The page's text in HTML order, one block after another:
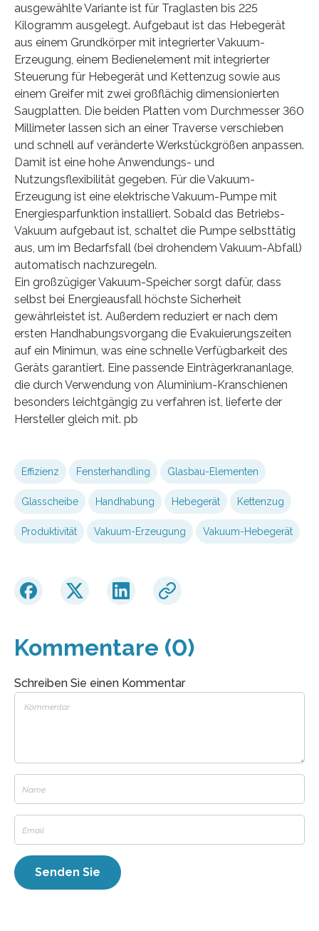
ausgewählte Variante ist für Traglasten bis 225
Kilogramm ausgelegt. Aufgebaut ist das Hebegerät
aus einem Grundkörper mit integrierter Vakuum-
Erzeugung, einem Bedienelement mit integrierter
Steuerung für Hebegerät und Kettenzug sowie aus
einem Greifer mit zwei großflächig dimensionierten
Saugplatten. Die beiden Platten vom Durchmesser 360
Millimeter lassen sich an einer Traverse verschieben
und schnell auf veränderte Werkstückgrößen anpassen.
Damit ist eine hohe Anwendungs- und
Nutzungsflexibilität gegeben. Für die Vakuum-
Erzeugung ist eine elektrische Vakuum-Pumpe mit
Energiesparfunktion installiert. Sobald das Betriebs-
Vakuum aufgebaut ist, schaltet die Pumpe selbsttätig
aus, um im Bedarfsfall (bei drohendem Vakuum-Abfall)
automatisch nachzuregeln.
Ein großzügiger Vakuum-Speicher sorgt dafür, dass
selbst bei Energieausfall höchste Sicherheit
gewährleistet ist. Außerdem reduziert er nach dem
ersten Handhabungsvorgang die Evakuierungszeiten
auf ein Minimun, was eine schnelle Verfügbarkeit des
Geräts garantiert. Eine passende Einträgerkrananlage,
die durch Verwendung von Aluminium-Kranschienen
besonders leichtgängig zu verfahren ist, lieferte der
Hersteller gleich mit. pb
Effizienz Fensterhandling Glasbau-Elementen
Glasscheibe Handhabung Hebegerät Kettenzug
Produktivität Vakuum-Erzeugung Vakuum-Hebegerät
Kommentare (0)
Schreiben Sie einen Kommentar